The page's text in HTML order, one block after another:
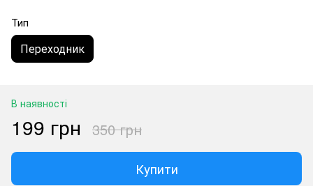
Тип
Переходник
В наявності
199 грн 350 грн
Купити